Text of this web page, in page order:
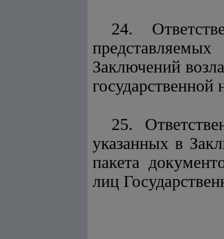
24.
Заключений
25.
указанных в
пакета
лиц